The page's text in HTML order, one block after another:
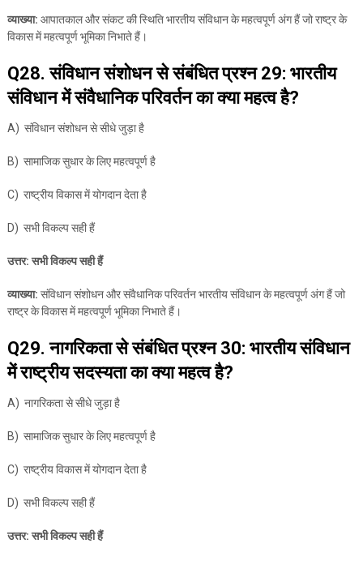
व्याख्या: आपातकाल और संकट की स्थिति भारतीय संविधान के महत्वपूर्ण अंग हैं जो राष्ट्र के
विकास में महत्वपूर्ण भूमिका निभाते हैं।
Q28. संविधान संशोधन से संबंधित प्रश्न 29: भारतीय
संविधान में संवैधानिक परिवर्तन का क्या महत्व है?
A) संविधान संशोधन से सीधे जुड़ा है
B) सामाजिक सुधार के लिए महत्वपूर्ण है
C) राष्ट्रीय विकास में योगदान देता है
D) सभी विकल्प सही हैं
उत्तर: सभी विकल्प सही हैं
व्याख्या: संविधान संशोधन और संवैधानिक परिवर्तन भारतीय संविधान के महत्वपूर्ण अंग हैं जो
राष्ट्र के विकास में महत्वपूर्ण भूमिका निभाते हैं।
Q29. नागरिकता से संबंधित प्रश्न 30: भारतीय संविधान
में राष्ट्रीय सदस्यता का क्या महत्व है?
A) नागरिकता से सीधे जुड़ा है
B) सामाजिक सुधार के लिए महत्वपूर्ण है
C) राष्ट्रीय विकास में योगदान देता है
D) सभी विकल्प सही हैं
उत्तर: सभी विकल्प सही हैं